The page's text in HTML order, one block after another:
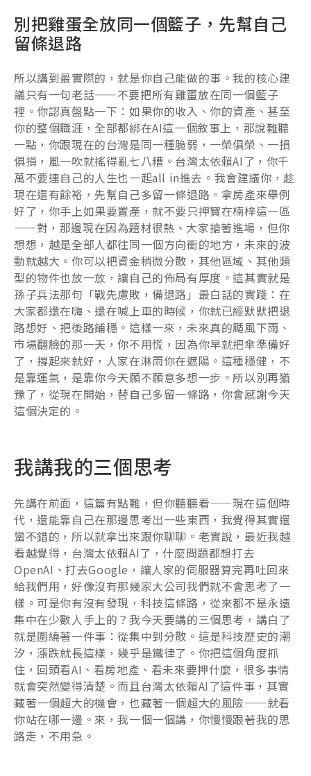
別把雞蛋全放同一個籃子，先幫自己
留條退路
所以講到最實際的，就是你自己能做的事。我的核心建
議只有一句老話——不要把所有雞蛋放在同一個籃子
裡。你認真盤點一下：如果你的收入、你的資產、甚至
你的整個職涯，全部都綁在AI這一個敘事上，那說難聽
一點，你跟現在的台灣是同一種脆弱，一榮俱榮、一損
俱損，風一吹就搖得亂七八糟。台灣太依賴AI了，你千
萬不要連自己的人生也一起all in進去。我會建議你，趁
現在還有餘裕，先幫自己多留一條退路。拿房產來舉例
好了，你手上如果要置產，就不要只押寶在楠梓這一區
——對，那邊現在因為題材很熱、大家搶著進場，但你
想想，越是全部人都往同一個方向衝的地方，未來的波
動就越大。你可以把資金稍微分散，其他區域、其他類
型的物件也放一放，讓自己的佈局有厚度。這其實就是
孫子兵法那句「戰先慮敗，備退路」最白話的實踐：在
大家都還在嗨、還在喊上車的時候，你就已經默默把退
路想好、把後路鋪穩。這樣一來，未來真的颳風下雨、
市場翻臉的那一天，你不用慌，因為你早就把傘準備好
了，撐起來就好，人家在淋雨你在遮陽。這種穩健，不
是靠運氣，是靠你今天願不願意多想一步。所以別再猶
豫了，從現在開始，替自己多留一條路，你會感謝今天
這個決定的。
我講我的三個思考
先講在前面，這篇有點難，但你聽聽看——現在這個時
代，還能靠自己在那邊思考出一些東西，我覺得其實還
蠻不錯的，所以就拿出來跟你聊聊。老實說，最近我越
看越覺得，台灣太依賴AI了，什麼問題都想打去
OpenAI、打去Google，讓人家的伺服器算完再吐回來
給我們用，好像沒有那幾家大公司我們就不會思考了一
樣。可是你有沒有發現，科技這條路，從來都不是永遠
集中在少數人手上的？我今天要講的三個思考，講白了
就是圍繞著一件事：從集中到分散。這是科技歷史的潮
汐，漲跌就長這樣，幾乎是鐵律了。你把這個角度抓
住，回頭看AI、看房地產、看未來要押什麼，很多事情
就會突然變得清楚。而且台灣太依賴AI了這件事，其實
藏著一個超大的機會，也藏著一個超大的風險——就看
你站在哪一邊。來，我一個一個講，你慢慢跟著我的思
路走，不用急。